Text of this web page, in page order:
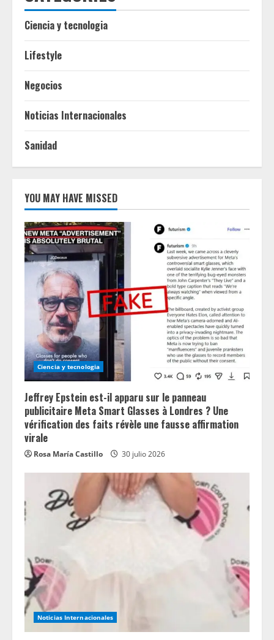
Ciencia y tecnologia
Lifestyle
Negocios
Noticias Internacionales
Sanidad
YOU MAY HAVE MISSED
Ciencia y tecnologia
Jeffrey Epstein est-il apparu sur le panneau
publicitaire Meta Smart Glasses à Londres ? Une
vérification des faits révèle une fausse affirmation
virale
Rosa María Castillo 30 julio 2026
Noticias Internacionales